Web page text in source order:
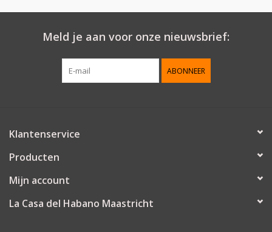
Meld je aan voor onze nieuwsbrief:
ABONNEER
Klantenservice
Producten
Mijn account
La Casa del Habano Maastricht